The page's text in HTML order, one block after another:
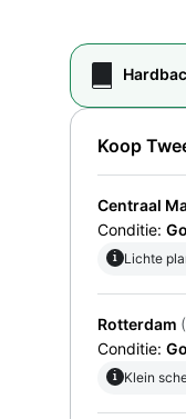
Koop
Centraal
Conditie:
i Lichte
Rotterdam
Conditie:
i Klein